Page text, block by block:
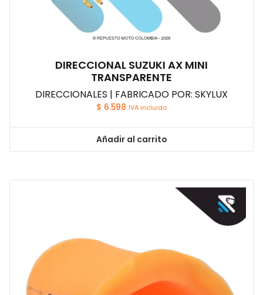
DIRECCIONAL SUZUKI AX MINI
TRANSPARENTE
DIRECCIONALES | FABRICADO POR: SKYLUX
$ 6.598 IVA incluido
Añadir al carrito